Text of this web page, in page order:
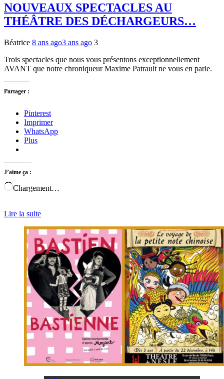
NOUVEAUX SPECTACLES AU
THÉÂTRE DES DÉCHARGEURS…
Béatrice 8 ans ago3 ans ago 3
Trois spectacles que nous vous présentons exceptionnellement
AVANT que notre chroniqueur Maxime Patrault ne vous en parle.
Partager :
Pinterest
Imprimer
WhatsApp
Plus
J’aime ça :
Chargement…
Lire la suite